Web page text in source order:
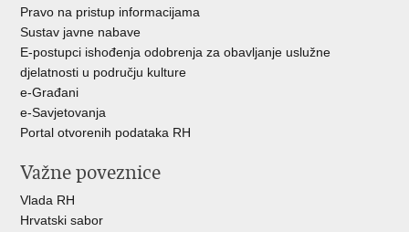
Pravo na pristup informacijama
Sustav javne nabave
E-postupci ishođenja odobrenja za obavljanje uslužne
djelatnosti u području kulture
e-Građani
e-Savjetovanja
Portal otvorenih podataka RH
Važne poveznice
Vlada RH
Hrvatski sabor